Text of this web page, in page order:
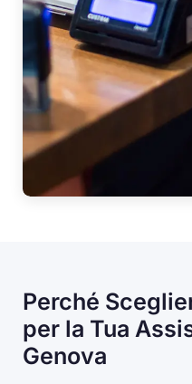
Perché
per la Tua
Genova